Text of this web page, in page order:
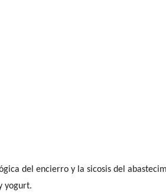
del encierro y la sicosis del
yogurt.